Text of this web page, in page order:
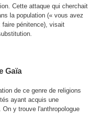
Cette attaque qui cherchait
la population (« vous avez
pénitence), visait
Gaïa
de ce genre de religions
ayant acquis une
y trouve l'anthropologue